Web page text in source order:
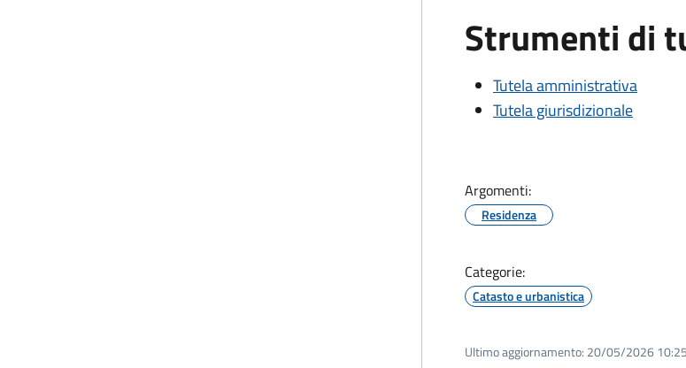
Strumenti di
Tutela amministrativa
Tutela giurisdizionale
Argomenti:
Residenza
Categorie:
Catasto e urbanistica
Ultimo aggiornamento: 20/05/2026